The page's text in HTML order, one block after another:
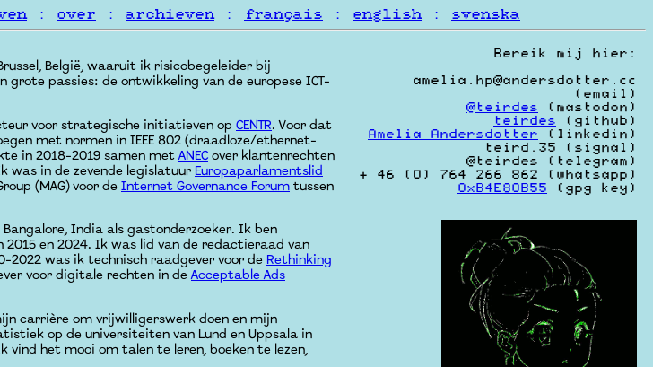
: over : archieven: français : english: svenska
België, waaruit ik risicobegeleider bij
passies: de ontwikkeling van de europese ICT-
voor strategische initiatieven op CENTR. Voor dat
met normen in IEEE 802 (draadloze/ethernet-
in 2018-2019 samen metANEC over klantenrechten
was in de zevende legislatuur Europaparlamentslid
(MAG) voor de Internet Governance Forum tussen
Bangalore, India als gastonderzoeker. Ik ben
2015 en 2024. Ik was lid van de redactieraad van
2022 was ik technisch raadgever voor de Rethinking
voor digitale rechten in deAcceptable Ads
carrière om vrijwilligerswerk doen en mijn
op de universiteiten van Lund en Uppsala in
het mooi om talen te leren, boeken te lezen,
Bereik mij hier:
amelia.hp@andersdotter.cc
(email)
@teirdes (mastodon)
teirdes (github)
Amelia Andersdotter (linkedin)
teird.35 (signal)
@teirdes (telegram)
‭+ 46 (0) 764 266 862‬ (whatsapp)
0xB4E80B55 (gpg key)